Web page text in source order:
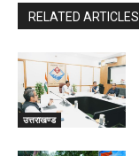
RELATED ARTICLES
उत्तराखण्ड